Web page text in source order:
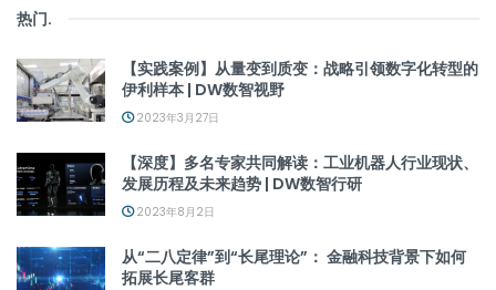
热门.
【实践案例】从量变到质变：战略引领数字化转型的
伊利样本 | DW数智视野
2023年3月27日
【深度】多名专家共同解读：工业机器人行业现状、
发展历程及未来趋势 | DW数智行研
2023年8月2日
从“二八定律”到“长尾理论”： 金融科技背景下如何
拓展长尾客群